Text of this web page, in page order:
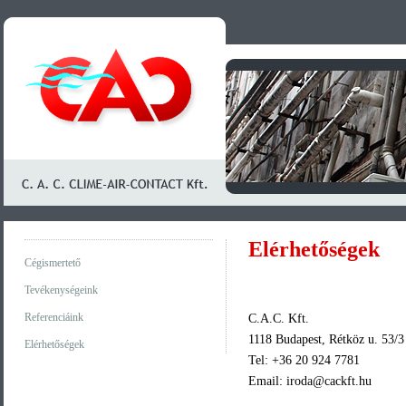
Cégismertető
Tevékenységeink
Referenciáink
Elérhetőségek
Elérhetőségek
C.A.C. Kft.
1118 Budapest, Rétköz u. 53/3
Tel: +36 20 924 7781
Email: iroda@cackft.hu